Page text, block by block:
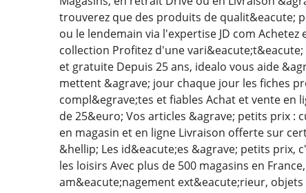
trouverez que des produits de qualit&eacute;
ou le lendemain via l'expertise JD com
collection Profitez d'une
et gratuite Depuis 25 ans, idealo vous aide
mettent &agrave; jour chaque jour les fiches
compl&egrave;tes et fiables Achat et vente
de 25&euro; Vos articles &agrave; petits prix :
en magasin et en ligne Livraison offerte sur
&hellip; Les id&eacute;es &agrave; petits prix,
les loisirs Avec plus de 500 magasins en
am&eacute;nagement ext&eacute;rieur,